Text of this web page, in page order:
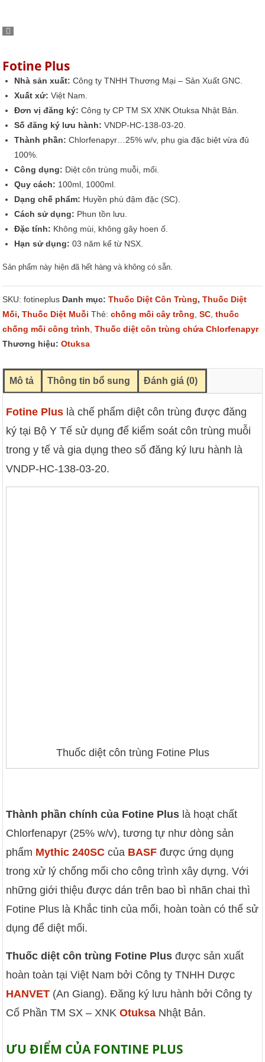
Fotine Plus
Nhà sản xuất: Công ty TNHH Thương Mại – Sản Xuất GNC.
Xuất xứ: Việt Nam.
Đơn vị đăng ký: Công ty CP TM SX XNK Otuksa Nhật Bản.
Số đăng ký lưu hành: VNDP-HC-138-03-20.
Thành phần: Chlorfenapyr…25% w/v, phụ gia đặc biệt vừa đủ
100%.
Công dụng: Diệt côn trùng muỗi, mối.
Quy cách: 100ml, 1000ml.
Dạng chế phẩm: Huyền phù đậm đặc (SC).
Cách sử dụng: Phun tồn lưu.
Đặc tính: Không mùi, không gây hoen ố.
Hạn sử dụng: 03 năm kể từ NSX.
Sản phẩm này hiện đã hết hàng và không có sẵn.
SKU:fotineplus Danh mục:Thuốc Diệt Côn Trùng,Thuốc Diệt
Mối,Thuốc Diệt Muỗi Thẻ:chống mối cây trồng ,SC ,thuốc
chống mối công trình ,Thuốc diệt côn trùng chứa Chlorfenapyr
Thương hiệu:Otuksa
Mô tả Thông tin bổ sung Đánh giá (0)
Fotine Plus là chế phẩm diệt côn trùng được đăng
ký tại Bộ Y Tế sử dụng để kiểm soát côn trùng muỗi
trong y tế và gia dụng theo số đăng ký lưu hành là
VNDP-HC-138-03-20.
Thuốc diệt côn trùng Fotine Plus
Thành phần chính của Fotine Plus là hoạt chất
Chlorfenapyr (25% w/v), tương tự như dòng sản
phẩm Mythic 240SC của BASF được ứng dụng
trong xử lý chống mối cho công trình xây dựng. Với
những giới thiệu được dán trên bao bì nhãn chai thì
Fotine Plus là Khắc tinh của mối, hoàn toàn có thể sử
dụng để diệt mối.
Thuốc diệt côn trùng Fotine Plus được sản xuất
hoàn toàn tại Việt Nam bởi Công ty TNHH Dược
HANVET (An Giang). Đăng ký lưu hành bởi Công ty
Cổ Phần TM SX – XNKOtuksa Nhật Bản.
ƯU ĐIỂM CỦA FONTINE PLUS